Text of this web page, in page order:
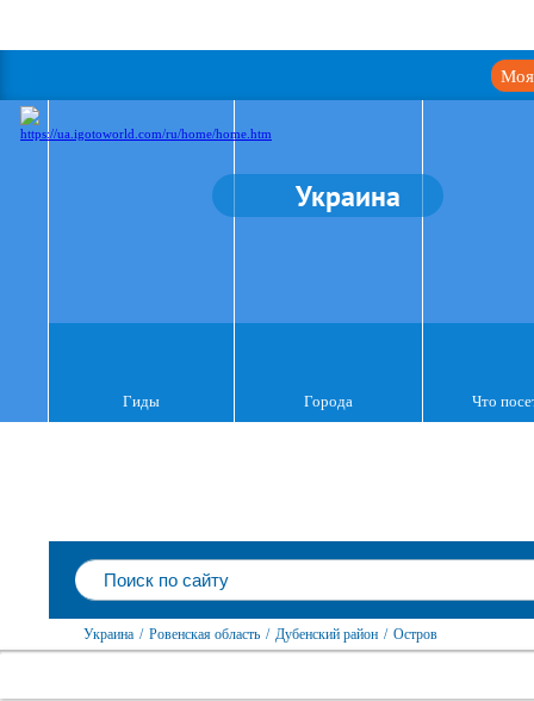
Моя
Украина
Гиды Города Что
Украина / Ровенская область / Дубенский район / Остров
Следите за нами в соцсетях